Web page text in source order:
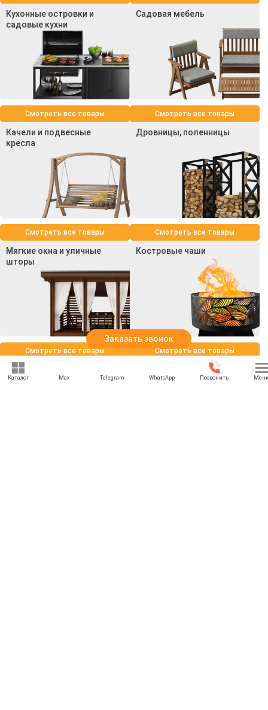
Кухонные островки и
садовые кухни
Смотреть все товары
Садовая мебель
Смотреть все товары
Качели и подвесные
кресла
Смотреть все товары
Дровницы, поленницы
Смотреть все товары
Мягкие окна и уличные
шторы
Смотреть все товары
Костровые чаши
Смотреть все товары
Заказать звонок
Каталог Max Telegram WhatsApp Позвонить